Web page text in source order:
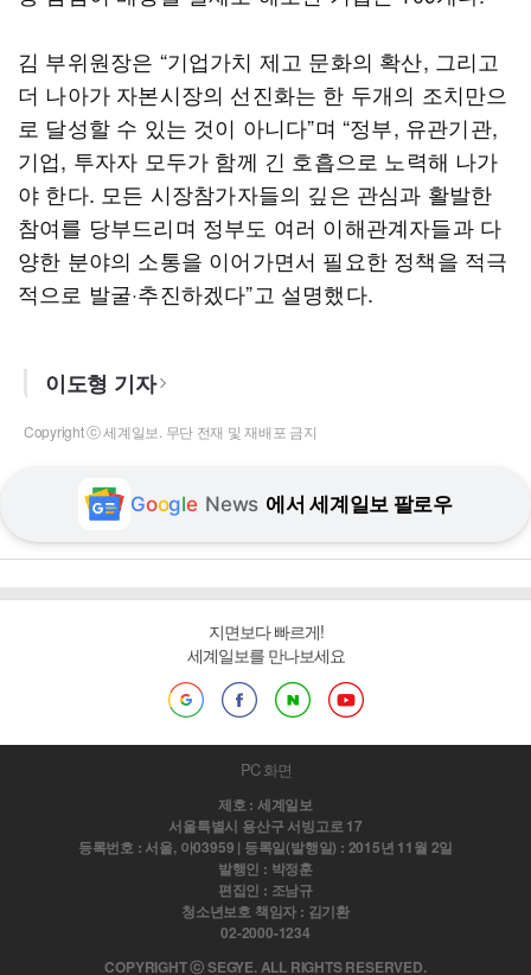
김 부위원장은 “기업가치 제고 문화의 확산, 그리고
더 나아가 자본시장의 선진화는 한 두개의 조치만으
로 달성할 수 있는 것이 아니다”며 “정부, 유관기관,
기업, 투자자 모두가 함께 긴 호흡으로 노력해 나가
야 한다. 모든 시장참가자들의 깊은 관심과 활발한
참여를 당부드리며 정부도 여러 이해관계자들과 다
양한 분야의 소통을 이어가면서 필요한 정책을 적극
적으로 발굴·추진하겠다”고 설명했다.
이도형 기자
Copyright ⓒ 세계일보. 무단 전재 및 재배포 금지
Google News 에서 세계일보 팔로우
지면보다 빠르게!
세계일보를 만나보세요
PC 화면
제호 : 세계일보
서울특별시 용산구 서빙고로 17
등록번호 : 서울, 아03959 | 등록일(발행일) : 2015년 11월 2일
발행인 : 박정훈
편집인 : 조남규
청소년보호 책임자 : 김기환
02-2000-1234
COPYRIGHT ⓒ SEGYE. ALL RIGHTS RESERVED.